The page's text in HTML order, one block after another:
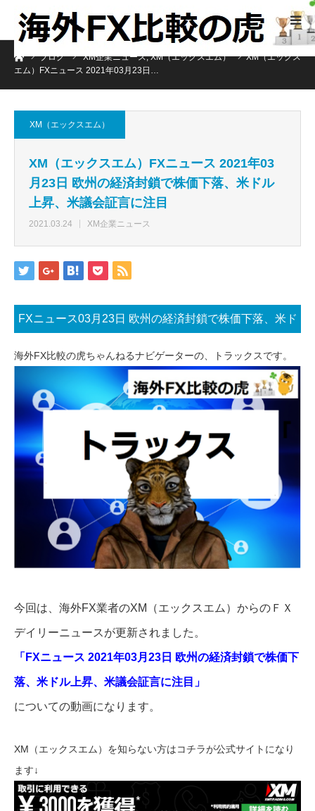
ホームブログ XM企業ニュース, XM（エックスエム）
XM（エックス
エム）FXニュース 2021年03月23日…
XM（エックスエム）
XM（エックスエム）FXニュース 2021年03
月23日 欧州の経済封鎖で株価下落、米ドル
上昇、米議会証言に注目
2021.03.24 XM企業ニュース
FXニュース03月23日 欧州の経済封鎖で株価下落、米ド
海外FX比較の虎ちゃんねるナビゲーターの、トラックスです。
今回は、海外FX業者のXM（エックスエム）からのＦＸ
デイリーニュースが更新されました。
「FXニュース 2021年03月23日 欧州の経済封鎖で株価下
落、米ドル上昇、米議会証言に注目」
についての動画になります。
XM（エックスエム）を知らない方はコチラが公式サイトになり
ます↓